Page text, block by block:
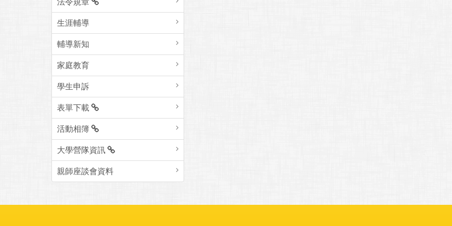
生涯輔導
輔導新知
家庭教育
學生申訴
表單下載
活動相簿
大學營隊資訊
親師座談會資料